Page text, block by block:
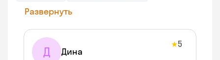
Развернуть
Д Дина
★5